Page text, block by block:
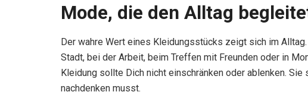
Mode, die den Alltag
Der wahre Wert eines Kleidungsstücks zeigt sich im
Stadt, bei der Arbeit, beim Treffen mit Freunden oder in
Kleidung sollte Dich nicht einschränken oder ablenken.
nachdenken musst.